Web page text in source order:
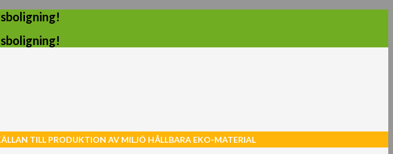
TILL PRODUKTION AV MILJÖ HÅLLBARA EKO-MATERIAL